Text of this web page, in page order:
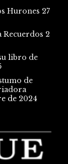
Hurones 27
Recuerdos 2
libro de
de
de 2024